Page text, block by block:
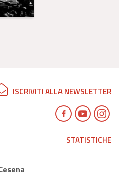
ISCRIVITI ALLA NEWSLETTER
STATISTICHE